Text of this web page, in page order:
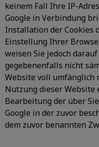
keinem Fall Ihre IP-
Google in Verbindung
Installation der Cookies
Einstellung Ihrer
weisen Sie jedoch
gegebenenfalls nicht
Website voll umfänglich
Nutzung dieser Website
Bearbeitung der über
Google in der zuvor
dem zuvor benannten